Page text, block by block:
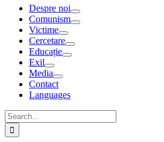
Despre noi
Comunism
Victime
Cercetare
Educație
Exil
Media
Contact
Languages
Search
for: